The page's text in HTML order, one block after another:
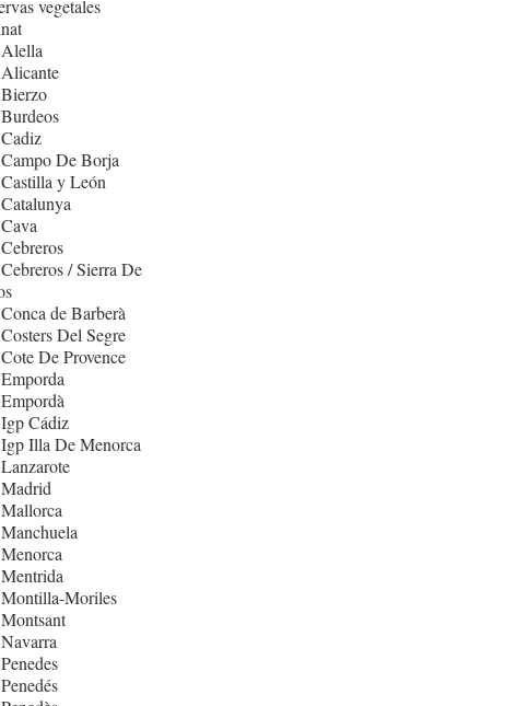
vegetales
De Borja
y León
/ Sierra De
de Barberà
Del Segre
De Provence
Cádiz
Illa De Menorca
Moriles